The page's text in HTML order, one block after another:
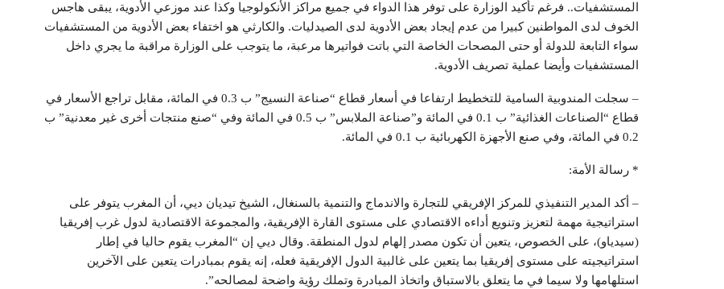
المستشفيات.. فرغم تأكيد الوزارة على توفر هذا الدواء في جميع مراكز الأنكولوجيا وكذا عند موزعي الأدوية، يبقى هاجس
الخوف لدى المواطنين كبيرا من عدم إيجاد بعض الأدوية لدى الصيدليات. والكارثي هو اختفاء بعض الأدوية من المستشفيات
سواء التابعة للدولة أو حتى المصحات الخاصة التي باتت فواتيرها مرعبة، ما يتوجب على الوزارة مراقبة ما يجري داخل
المستشفيات وأيضا عملية تصريف الأدوية.
– سجلت المندوبية السامية للتخطيط ارتفاعا في أسعار قطاع “صناعة النسيج” ب 0.3 في المائة، مقابل تراجع الأسعار في
قطاع “الصناعات الغذائية” ب 0.1 في المائة و”صناعة الملابس” ب 0.5 في المائة وفي “صنع منتجات أخرى غير معدنية” ب
0.2 في المائة، وفي صنع الأجهزة الكهربائية ب 0.1 في المائة.
* رسالة الأمة:
– أكد المدير التنفيذي للمركز الإفريقي للتجارة والاندماج والتنمية بالسنغال، الشيخ تيديان ديي، أن المغرب يتوفر على
استراتيجية مهمة لتعزيز وتنويع أداءه الاقتصادي على مستوى القارة الإفريقية، والمجموعة الاقتصادية لدول غرب إفريقيا
(سيدياو)، على الخصوص، يتعين أن تكون مصدر إلهام لدول المنطقة. وقال ديي إن “المغرب يقوم حاليا في إطار
استراتيجيته على مستوى إفريقيا بما يتعين على غالبية الدول الإفريقية فعله، إنه يقوم بمبادرات يتعين على الآخرين
استلهامها ولا سيما في ما يتعلق بالاستباق واتخاذ المبادرة وتملك رؤية واضحة لمصالحه”.